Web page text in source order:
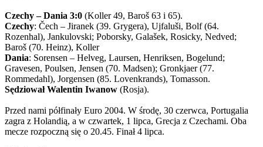
Czechy – Dania 3:0 (Koller 49, Baroš 63 i 65).
Czechy: Čech – Jiranek (39. Grygera), Ujfaluši, Bolf (64.
Rozenhal), Jankulovski; Poborsky, Galašek, Rosicky, Nedved;
Baroš (70. Heinz), Koller
Dania: Sorensen – Helveg, Laursen, Henriksen, Bogelund;
Gravesen, Poulsen, Jensen (70. Madsen); Gronkjaer (77.
Rommedahl), Jorgensen (85. Lovenkrands), Tomasson.
Sędziował Walentin Iwanow (Rosja).
Przed nami półfinały Euro 2004. W środę, 30 czerwca, Portugalia
zagra z Holandią, a w czwartek, 1 lipca, Grecja z Czechami. Oba
mecze rozpoczną się o 20.45. Finał 4 lipca.